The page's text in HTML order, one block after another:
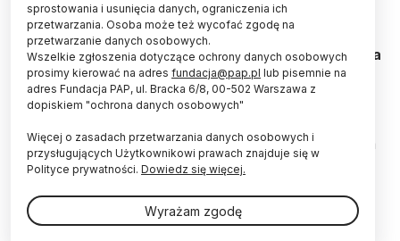
Ekipa archeologów z Brazylii odnalazła w Puszczy
Amazońskiej miejscowość założoną w czasach
kolonialnych przez Portugalczyków. Osada istniała
w środku lasu w XVIII w.
stanie Rondonia, na zachodzie Brazylii, była rozległa
- poinformowali naukowcy lokalne media.
Osadę z czasów kolonialnych odkryto w ramach
sprostowania i usunięcia danych, ograniczenia ich
przetwarzania. Osoba może też wycofać zgodę na
przetwarzanie danych osobowych.
Wszelkie zgłoszenia dotyczące ochrony danych osobowych
prosimy kierować na adres fundacja@pap.pl lub pisemnie na
adres Fundacja PAP, ul. Bracka 6/8, 00-502 Warszawa z
dopiskiem "ochrona danych osobowych"
Więcej o zasadach przetwarzania danych osobowych i
przysługujących Użytkownikowi prawach znajduje się w
Polityce prywatności. Dowiedz się więcej.
Wyrażam zgodę